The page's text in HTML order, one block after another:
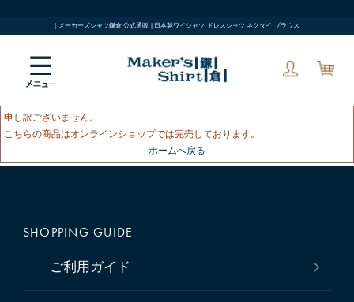
| メーカーズシャツ鎌倉 公式通販 | 日本製ワイシャツ ドレスシャツ ネクタイ ブラウス
申し訳ございません。
こちらの商品はオンラインショップでは完売しております。
ホームへ戻る
SHOPPING GUIDE
ご利用ガイド